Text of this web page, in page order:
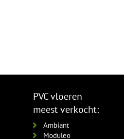
PVC vloeren
meest verkocht:
Ambiant
Moduleo